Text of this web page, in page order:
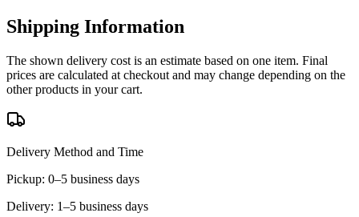
Shipping Information
The shown delivery cost is an estimate based on one item. Final
prices are calculated at checkout and may change depending on the
other products in your cart.
Delivery Method and Time
Pickup: 0–5 business days
Delivery: 1–5 business days